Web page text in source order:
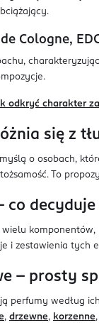
Cologne,
odkryć charakter
się z
o osobach,
To
co
i zestawienia
– prosty
perfumy według
, drzewne, korzenne,